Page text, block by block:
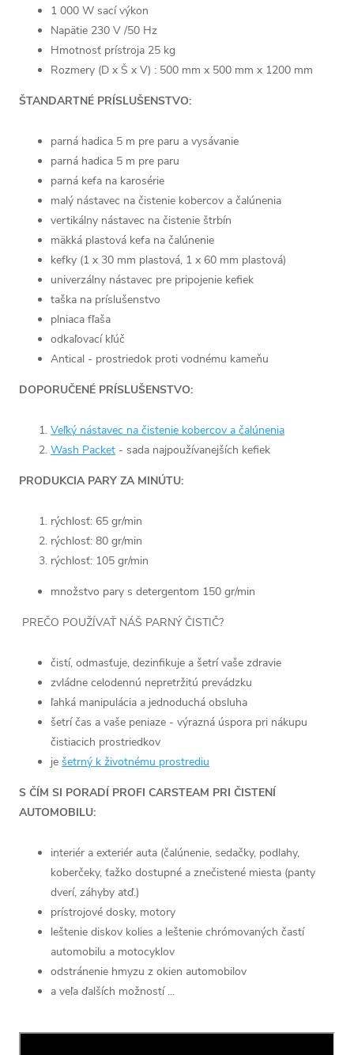
1 000 W sací výkon
Napätie 230 V /50 Hz
Hmotnosť prístroja 25 kg
Rozmery (D x Š x V) : 500 mm x 500 mm x 1200 mm
ŠTANDARTNÉ PRÍSLUŠENSTVO:
parná hadica 5 m pre paru a vysávanie
parná hadica 5 m pre paru
parná kefa na karosérie
malý nástavec na čistenie kobercov a čalúnenia
vertikálny nástavec na čistenie štrbín
mäkká plastová kefa na čalúnenie
kefky (1 x 30 mm plastová, 1 x 60 mm plastová)
univerzálny nástavec pre pripojenie kefiek
taška na príslušenstvo
plniaca fľaša
odkaľovací kľúč
Antical - prostriedok proti vodnému kameňu
DOPORUČENÉ PRÍSLUŠENSTVO:
Veľký nástavec na čistenie kobercov a čalúnenia
Wash Packet - sada najpoužívanejších kefiek
PRODUKCIA PARY ZA MINÚTU:
rýchlosť: 65 gr/min
rýchlosť: 80 gr/min
rýchlosť: 105 gr/min
množstvo pary s detergentom 150 gr/min
PREČO POUŽÍVAŤ NÁŠ PARNÝ ČISTIČ?
čistí, odmasťuje, dezinfikuje a šetrí vaše zdravie
zvládne celodennú nepretržitú prevádzku
ľahká manipulácia a jednoduchá obsluha
šetrí čas a vaše peniaze - výrazná úspora pri nákupu
čistiacich prostriedkov
je šetrný k životnému prostrediu
S ČÍM SI PORADÍ PROFI CARSTEAM PRI ČISTENÍ
AUTOMOBILU:
interiér a exteriér auta (čalúnenie, sedačky, podlahy,
koberčeky, ťažko dostupné a znečistené miesta (panty
dverí, záhyby atď.)
prístrojové dosky, motory
leštenie diskov kolies a leštenie chrómovaných častí
automobilu a motocyklov
odstránenie hmyzu z okien automobilov
a veľa ďalších možností ...